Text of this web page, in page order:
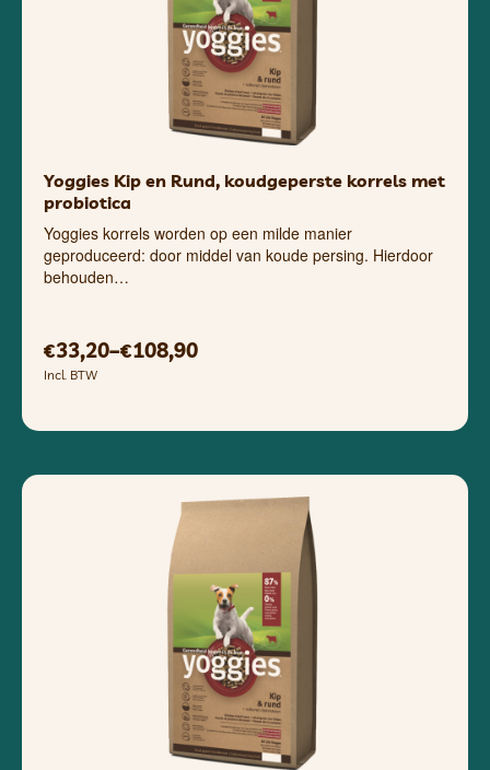
Yoggies Kip en Rund, koudgeperste korrels met
probiotica
Yoggies korrels worden op een milde manier
geproduceerd: door middel van koude persing. Hierdoor
behouden…
€33,20–€108,90
Incl. BTW